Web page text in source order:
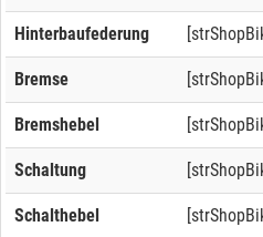
Hinterbaufederung
Bremse
Bremshebel
Schaltung
Schalthebel